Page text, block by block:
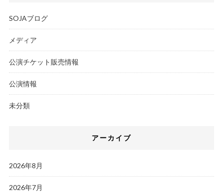
SOJAブログ
メディア
公演チケット販売情報
公演情報
未分類
アーカイブ
2026年8月
2026年7月